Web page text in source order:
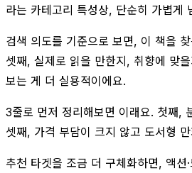
라는 카테고리 특성상, 단순히 가볍게
검색 의도를 기준으로 보면, 이 책을
셋째, 실제로 읽을 만한지, 취향에 맞
보는 게 더 실용적이에요.
3줄로 먼저 정리해보면 이래요. 첫째,
셋째, 가격 부담이 크지 않고 도서형
추천 타겟을 조금 더 구체화하면, 액